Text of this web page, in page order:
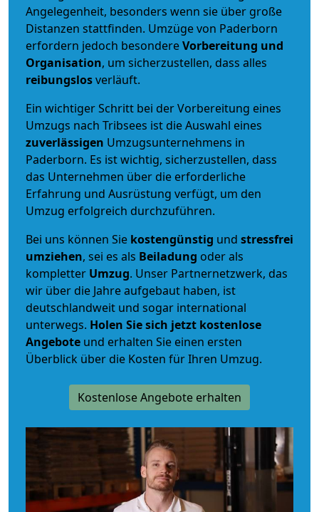
Angelegenheit, besonders wenn sie über große
Distanzen stattfinden. Umzüge von Paderborn
erfordern jedoch besondereVorbereitung und
Organisation, um sicherzustellen, dass alles
reibungslosverläuft.
Ein wichtiger Schritt bei der Vorbereitung eines
Umzugs nach Tribsees ist die Auswahl eines
zuverlässigen Umzugsunternehmens in
Paderborn. Es ist wichtig, sicherzustellen, dass
das Unternehmen über die erforderliche
Erfahrung und Ausrüstung verfügt, um den
Umzug erfolgreich durchzuführen.
Bei uns können Sie kostengünstig und stressfrei
umziehen, sei es als Beiladung oder als
kompletter Umzug. Unser Partnernetzwerk, das
wir über die Jahre aufgebaut haben, ist
deutschlandweit und sogar international
unterwegs. Holen Sie sich jetzt kostenlose
Angebote und erhalten Sie einen ersten
Überblick über die Kosten für Ihren Umzug.
Kostenlose Angebote erhalten